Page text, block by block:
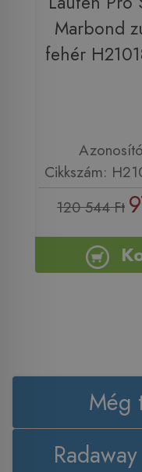
Marbond
fehér
Cikkszám:
120 544 Ft
Még